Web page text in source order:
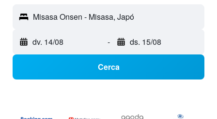
Misasa Onsen - Misasa, Japó
dv. 14/08 - ds. 15/08
Cerca